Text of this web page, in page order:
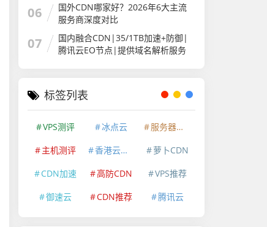
06
国外CDN哪家好？2026年6大主流
服务商深度对比
07
国内融合CDN|35/1TB加速+防御|
腾讯云EO节点|提供域名解析服务
标签列表
VPS测评 冰点云
服务器测评
主机测评
香港云服务器
萝卜CDN
CDN加速
高防CDN
VPS推荐
御速云
CDN推荐 腾讯云